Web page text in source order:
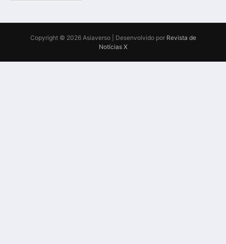
Copyright © 2026 Asiaverso | Desenvolvido por Revista de
Notícias X